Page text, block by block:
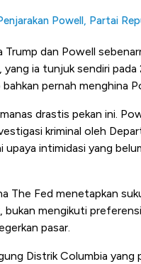
Powell, Partai
dan Powell
ia tunjuk sendiri
bahkan pernah menghina
drastis pekan ini.
kriminal oleh
upaya intimidasi yang
The Fed menetapkan
bukan mengikuti
pasar.
Distrik Columbia